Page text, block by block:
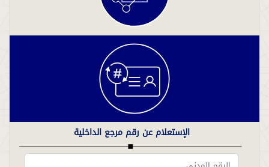
الإستعلام عن رقم مرجع الداخلية